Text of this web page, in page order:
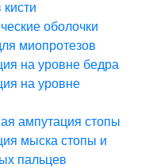
оболочки
миопротезов
на уровне бедра
на уровне
ампутация стопы
мыска стопы и
пальцев